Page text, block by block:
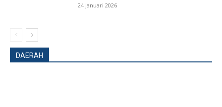
24 Januari 2026
DAERAH